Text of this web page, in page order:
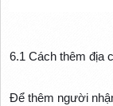
6.1 Cách thêm địa
Để thêm người